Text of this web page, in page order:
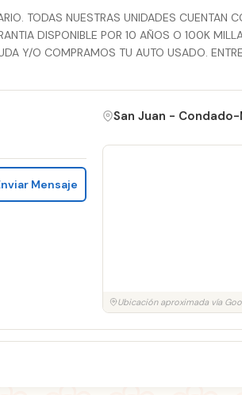
TODAS NUESTRAS UNIDADES CUENTAN
DISPONIBLE POR 10 AÑOS O 100K
Y/O COMPRAMOS TU AUTO USADO.
Mensaje
San Juan -
Ubicación aproximada vía